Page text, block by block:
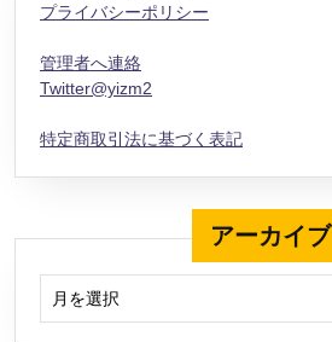
プライバシーポリシー
管理者へ連絡
Twitter@yizm2
特定商取引法に基づく表記
アーカイブ
アーカイブ